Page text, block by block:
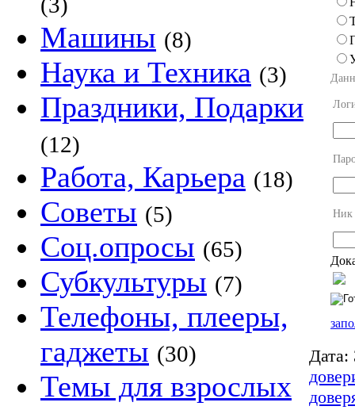
Машины (8)
Наука и Техника (3)
Праздники, Подарки
(12)
Работа, Карьера (18)
Советы (5)
Соц.опросы (65)
Субкультуры (7)
Телефоны, плееры,
гаджеты (30)
Темы для взрослых
Ник
Дата: